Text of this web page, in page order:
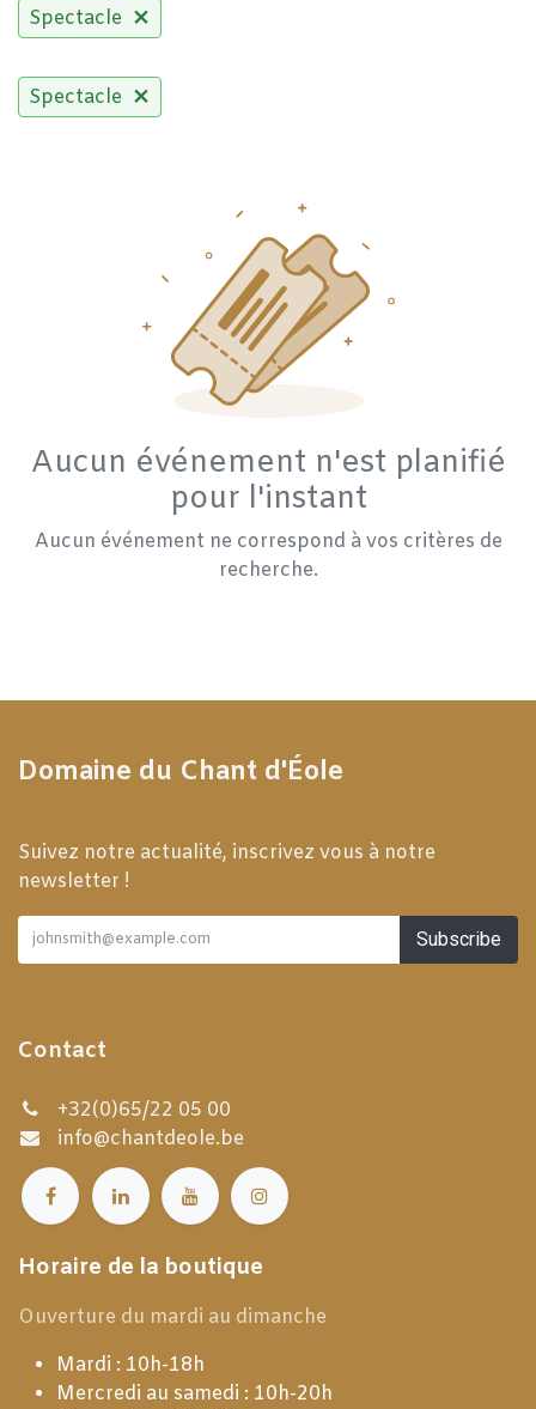
Spectacle
Spectacle
Aucun événement n'est planifié
pour l'instant
Aucun événement ne correspond à vos critères de
recherche.
Domaine du Chant d'Éole
Suivez notre actualité, inscrivez vous à notre
newsletter !
Subscribe
Contact
+32(0)65/22 05 00
info@chantdeole.be
Horaire de la boutique
Ouverture du mardi au dimanche
Mardi : 10h-18h
Mercredi au samedi : 10h-20h